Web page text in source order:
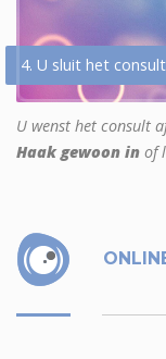
4. U sluit het
U wenst het consult
Haak gewoon in of